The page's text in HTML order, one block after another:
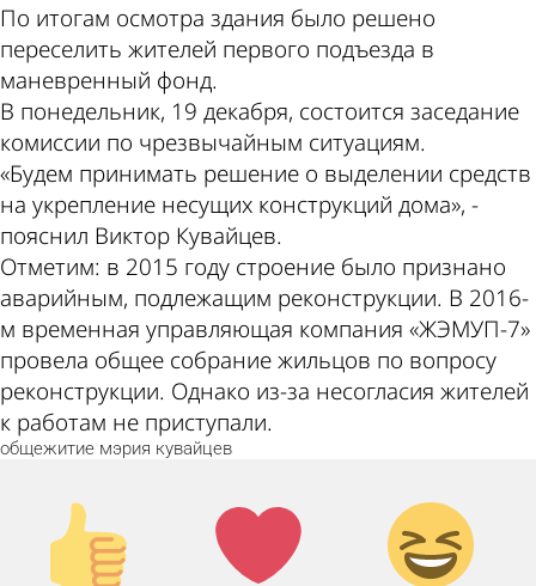
По итогам осмотра здания было решено
переселить жителей первого подъезда в
маневренный фонд.
В понедельник, 19 декабря, состоится заседание
комиссии по чрезвычайным ситуациям.
«Будем принимать решение о выделении средств
на укрепление несущих конструкций дома», -
пояснил Виктор Кувайцев.
Отметим: в 2015 году строение было признано
аварийным, подлежащим реконструкции. В 2016-
м временная управляющая компания «ЖЭМУП-7»
провела общее собрание жильцов по вопросу
реконструкции. Однако из-за несогласия жителей
к работам не приступали.
общежитие мэрия кувайцев
Палец
вверх!
Лайк!
Дикий
смех!